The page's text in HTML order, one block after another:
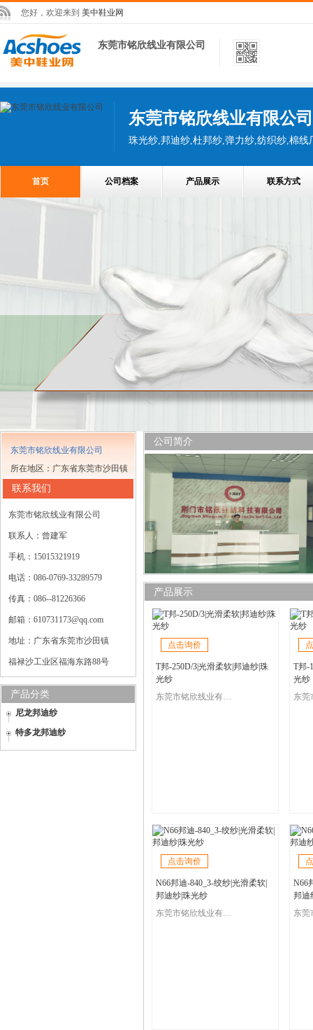
您好，欢迎来到 美中鞋业网
东莞市铭欣线业有限公司
东莞市铭欣线业有限公司
珠光纱,邦迪纱,杜邦纱,弹力纱,纺织纱,棉
首页 公司档案 产品展示 联系方式
东莞市铭欣线业有限公司
所在地区：广东省东莞市沙田镇
联系我们
东莞市铭欣线业有限公司
联系人：曾建军
手机：15015321919
电话：086-0769-33289579
传真：086--81226366
邮箱：610731173@qq.com
地址：广东省东莞市沙田镇
福禄沙工业区福海东路88号
产品分类
尼龙邦迪纱
特多龙邦迪纱
公司简介
产品展示
点击询价
T邦-250D/3|光滑柔软|邦迪纱|珠
光纱
东莞市铭欣线业有限公司
T邦-
光纱
点击询价
N66邦迪-840_3-绞纱|光滑柔软|
邦迪纱|珠光纱
东莞市铭欣线业有限公司
N66
邦迪